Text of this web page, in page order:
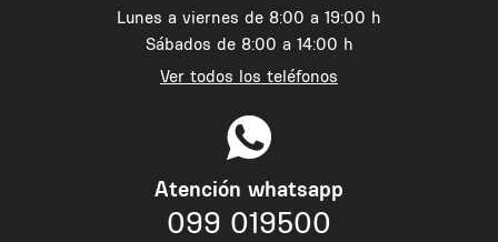
Lunes a viernes de 8:00 a 19:00 h
Sábados de 8:00 a 14:00 h
Ver todos los teléfonos
Atención whatsapp
099 019500